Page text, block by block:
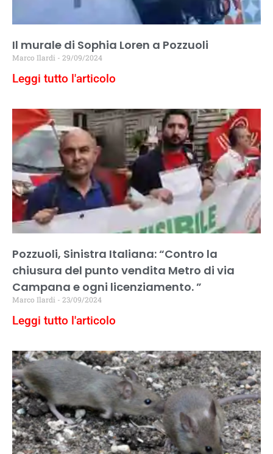
Il murale di Sophia Loren a Pozzuoli
Marco Ilardi 29/09/2024
Leggi tutto l'articolo
Pozzuoli, Sinistra Italiana: “Contro la
chiusura del punto vendita Metro di via
Campana e ogni licenziamento. ”
Marco Ilardi 23/09/2024
Leggi tutto l'articolo